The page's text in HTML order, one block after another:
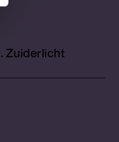
Zuiderlicht